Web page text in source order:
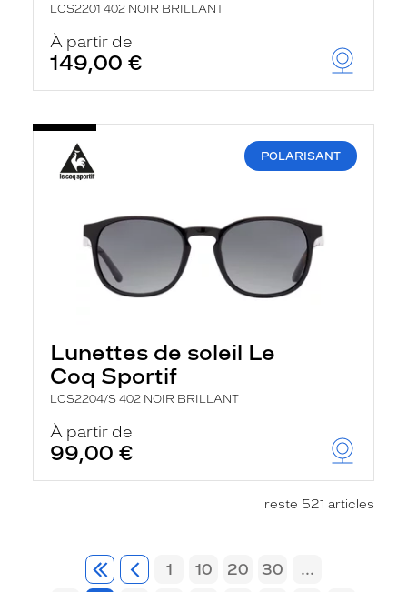
LCS2201 402 NOIR BRILLANT
À partir de
149,00 €
POLARISANT
Lunettes de soleil Le
Coq Sportif
LCS2204/S 402 NOIR BRILLANT
À partir de
99,00 €
reste 521 articles
1 10 20 30
...